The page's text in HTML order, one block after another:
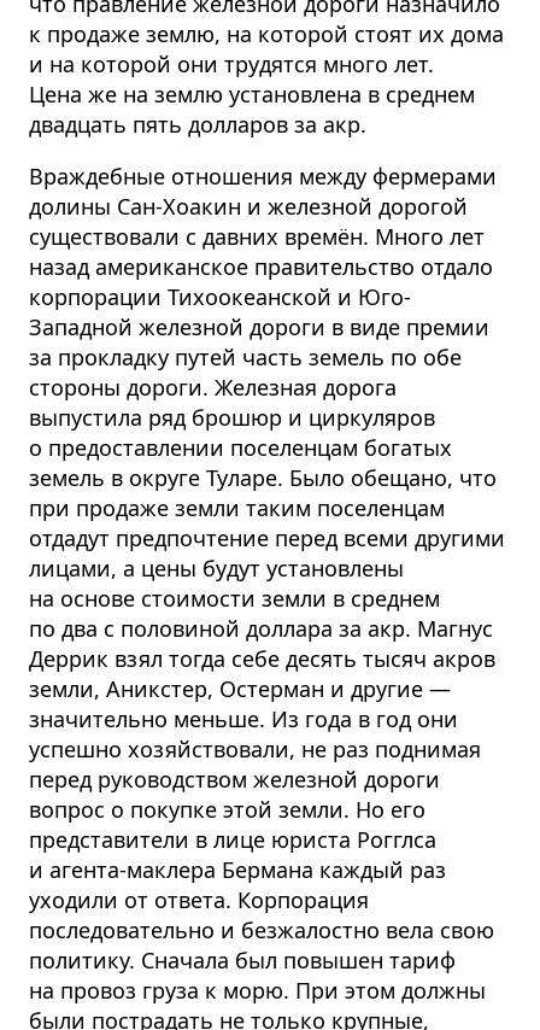
к продаже землю, на которой стоят их дома
и на которой они трудятся много лет.
Цена же на землю установлена в среднем
двадцать пять долларов за акр.
Враждебные отношения между фермерами
долины Сан-Хоакин и железной дорогой
существовали с давних времён. Много лет
назад американское правительство отдало
корпорации Тихоокеанской и Юго-
Западной железной дороги в виде премии
за прокладку путей часть земель по обе
стороны дороги. Железная дорога
выпустила ряд брошюр и циркуляров
о предоставлении поселенцам богатых
земель в округе Туларе. Было обещано, что
при продаже земли таким поселенцам
отдадут предпочтение перед всеми другими
лицами, а цены будут установлены
на основе стоимости земли в среднем
по два с половиной доллара за акр. Магнус
Деррик взял тогда себе десять тысяч акров
земли, Аникстер, Остерман и другие —
значительно меньше. Из года в год они
успешно хозяйствовали, не раз поднимая
перед руководством железной дороги
вопрос о покупке этой земли. Но его
представители в лице юриста Рогглса
и агента-маклера Бермана каждый раз
уходили от ответа. Корпорация
последовательно и безжалостно вела свою
политику. Сначала был повышен тариф
на провоз груза к морю. При этом должны
были пострадать не только крупные,